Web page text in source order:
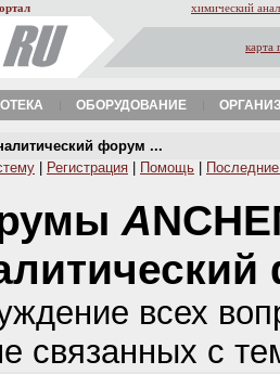
химический
карта
ОБОРУДОВАНИЕ
форум ...
Регистрация Помощь
A
всех
связанных с